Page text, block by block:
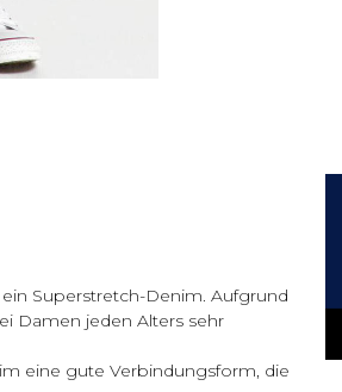
Superstretch-Denim. Aufgrund
Damen jeden Alters sehr
eine gute Verbindungsform, die